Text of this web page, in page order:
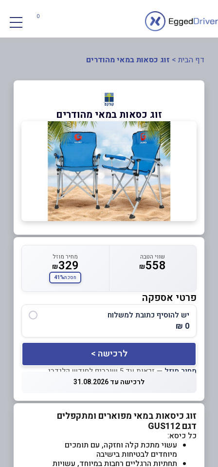
0
דף הבית > זוג כסאות במאי מהודרים
זוג כסאות במאי מהודרים
שווי הטבה
₪558
מחיר מוזל
₪329
חסכת41%
פרטי אספקה
יש להוסיף כתובת למשלוח
0 ₪
לרכישה >
מחיר מוזל — זכאות עד 5 שוברים לחודש קלנדרי
לרכישה עד 31.08.2026
זוג כיסאות במאי מפוארים ומתקפלים
דגם GUS112
כל כיסא:
עשוי מתכת קלה וחזקה, עם תומכים
מיוחדים לבטיחות בישיבה
תחתיות הרגליים רחבות במיוחד, עשויות